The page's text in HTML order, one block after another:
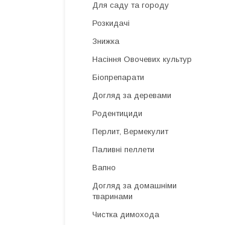
Для саду та городу
Розкидачі
Знижка
Насіння Овочевих культур
Біопрепарати
Догляд за деревами
Родентициди
Перлит, Вермекулит
Паливні пеллети
Вапно
Догляд за домашніми
тваринами
Чистка димохода